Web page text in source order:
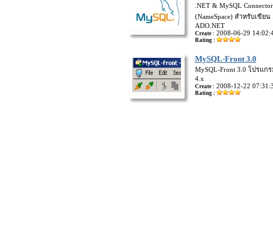
.NET & MySQL
(NameSpace) สำหรับเขีย
ADO.NET
Create : 2008-06-29
Rating :
MySQL-Front 3.0
MySQL-Front 3.0 โปรแก
4.x
Create : 2008-12-22
Rating :